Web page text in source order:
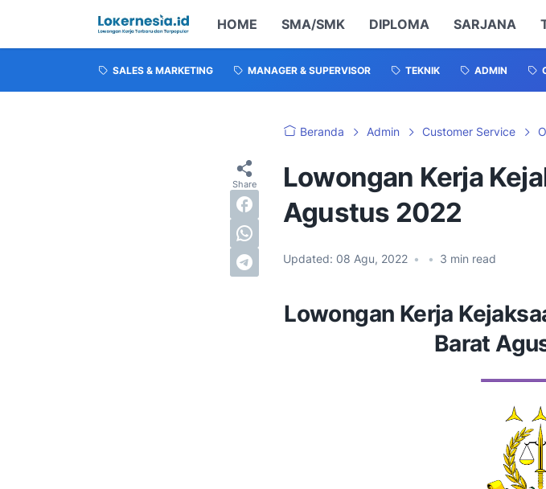
HOME SMA/SMK DIPLOMA SARJANA
SALES & MARKETING MANAGER & SUPERVISOR TEKNIK ADMIN
Beranda Admin Customer Service
Lowongan Kerja
Agustus 2022
Updated: 08 Agu, 2022 • • 3 min read
Lowongan Kerja
Barat